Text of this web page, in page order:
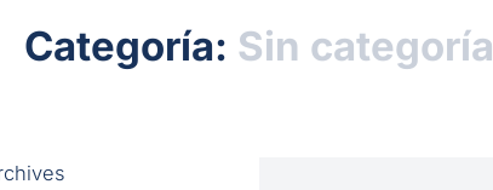
Categoría: Sin categoría